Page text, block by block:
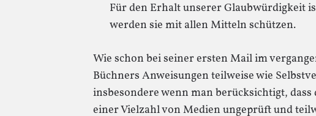
Für den Erhalt unserer Glaubwürdigkeit
werden sie mit allen Mitteln schützen.
Wie schon bei seiner ersten Mail im
Büchners Anweisungen teilweise wie
insbesondere wenn man berücksichtigt, dass
einer Vielzahl von Medien ungeprüft und